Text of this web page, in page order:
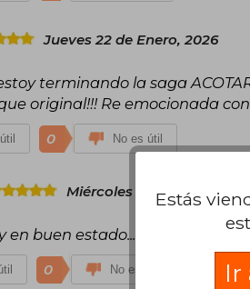
Jueves 22 de Enero, 2026
terminando la saga
original!!! Re emocionada
0 No es útil
Miércoles 22 de Abril, 2026
en buen estado... Recomiendo
0 No es útil
Estás
Ir